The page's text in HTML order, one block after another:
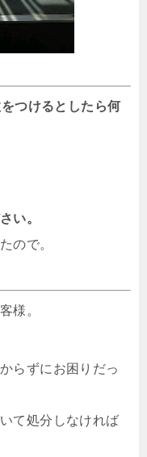
つけるとしたら何
い。
ので。
様。
らずにお困りだっ
て処分しなければ